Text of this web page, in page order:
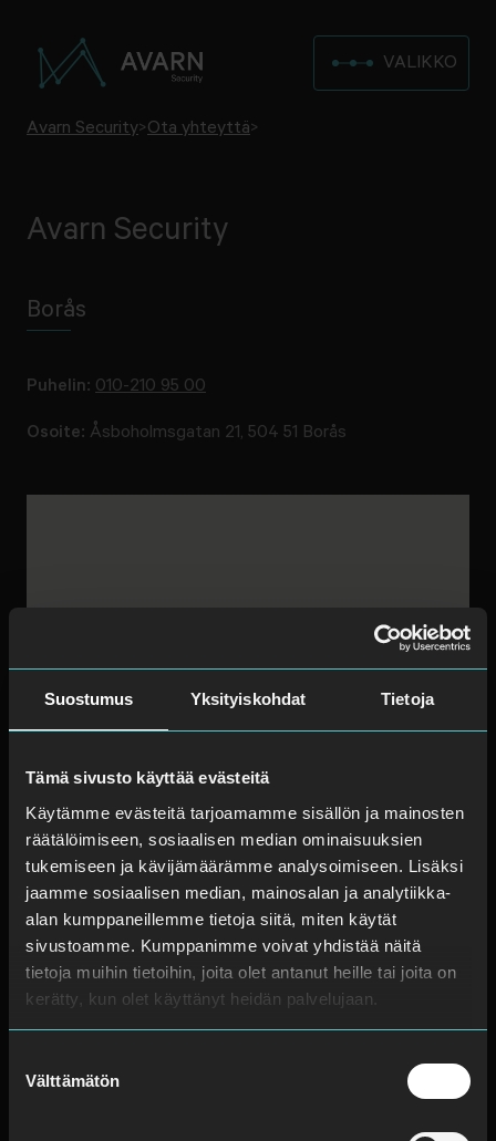
Suostumus Yksityiskohdat Tietoja
Tämä sivusto käyttää evästeitä
Käytämme evästeitä tarjoamamme sisällön ja mainosten
räätälöimiseen, sosiaalisen median ominaisuuksien
tukemiseen ja kävijämäärämme analysoimiseen. Lisäksi
jaamme sosiaalisen median, mainosalan ja analytiikka-
alan kumppaneillemme tietoja siitä, miten käytät
sivustoamme. Kumppanimme voivat yhdistää näitä
tietoja muihin tietoihin, joita olet antanut heille tai joita on
kerätty, kun olet käyttänyt heidän palvelujaan.
valinta
Välttämätön
VALIKKO
Avarn Security>Ota yhteyttä>
Avarn Security
Borås
Puhelin: 010-210 95 00
Osoite: Åsboholmsgatan 21, 504 51 Borås